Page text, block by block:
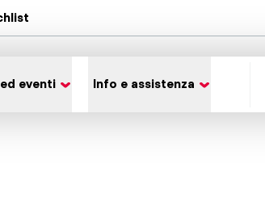
eventi Info e assistenza